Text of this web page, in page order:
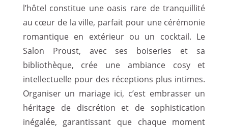
l’hôtel constitue une oasis rare de tranquillité
au cœur de la ville, parfait pour une cérémonie
romantique en extérieur ou un cocktail. Le
Salon Proust, avec ses boiseries et sa
bibliothèque, crée une ambiance cosy et
intellectuelle pour des réceptions plus intimes.
Organiser un mariage ici, c’est embrasser un
héritage de discrétion et de sophistication
inégalée, garantissant que chaque moment